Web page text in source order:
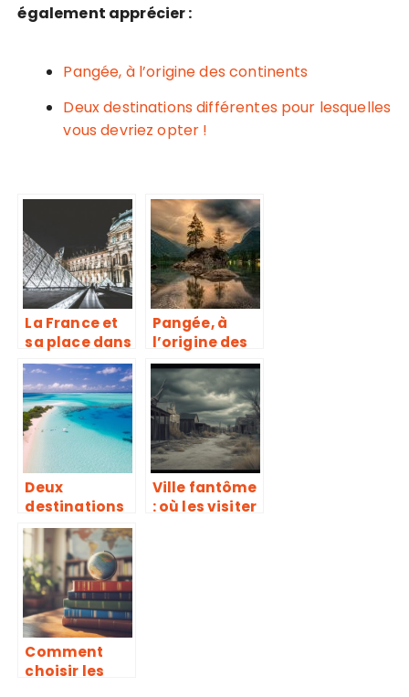
également apprécier :
Pangée, à l’origine des continents
Deux destinations différentes pour lesquelles
vous devriez opter !
La France et
sa place dans
le monde
Pangée, à
l’origine des
continents
Deux
destinations
differentes
pour
lesquelles
vous devriez
opter !
Ville fantôme
: où les visiter
Comment
choisir les